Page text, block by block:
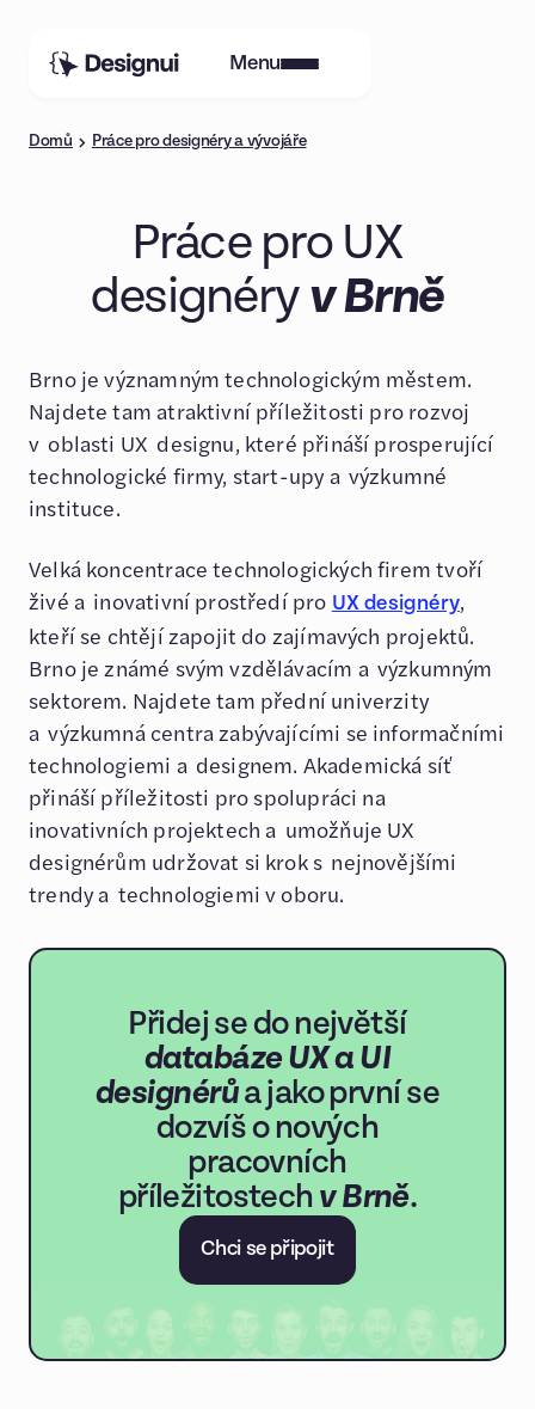
Menu
Domů Práce pro designéry a vývojáře
Práce pro UX
designéryv Brně
Brno je významným technologickým městem.
Najdete tam atraktivní příležitosti pro rozvoj
v oblasti UX designu, které přináší prosperující
technologické firmy, start-upy a výzkumné
instituce.
Velká koncentrace technologických firem tvoří
živé a inovativní prostředí pro UX designéry,
kteří se chtějí zapojit do zajímavých projektů.
Brno je známé svým vzdělávacím a výzkumným
sektorem. Najdete tam přední univerzity
a výzkumná centra zabývajícími se informačními
technologiemi a designem. Akademická síť
přináší příležitosti pro spolupráci na
inovativních projektech a umožňuje UX
designérům udržovat si krok s nejnovějšími
trendy a technologiemi v oboru.
Přidej se do největší
databáze UX a UI
designérůa jako první se
dozvíš o nových
pracovních
příležitostech v Brně.
Chci se připojit